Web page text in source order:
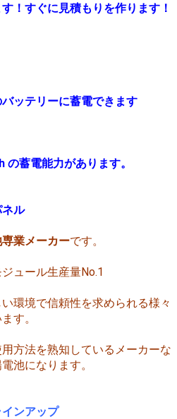
！すぐに見積もりを作ります！
ッテリーに蓄電できます
蓄電能力があります。
ネル
業メーカーです。
ュール生産量No.1
環境で信頼性を求められる様々
す。
方法を熟知しているメーカーな
池になります。
ンアップ